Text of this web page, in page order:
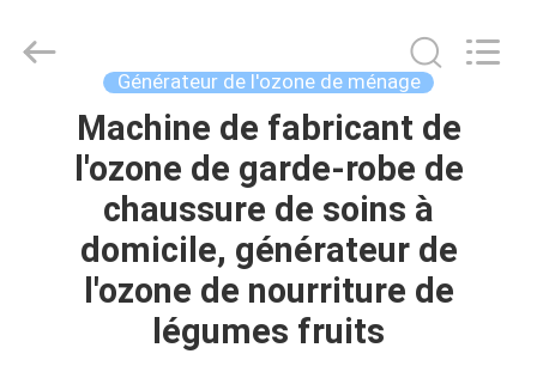
MAISON
PRODUITS
Guangzhou OSUNSHINE Environmental Technology Co., Ltd.
Générateur de l'ozone de ménage
Machine de fabricant de
l'ozone de garde-robe de
chaussure de soins à
domicile, générateur de
l'ozone de nourriture de
légumes fruits